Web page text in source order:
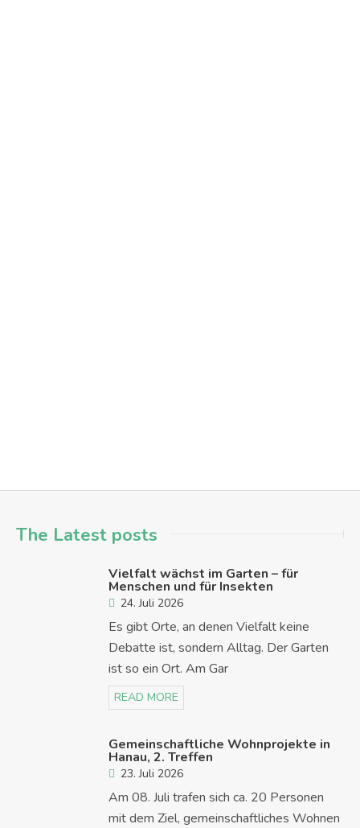
The Latest posts
Vielfalt wächst im Garten – für
Menschen und für Insekten
24. Juli 2026
Es gibt Orte, an denen Vielfalt keine
Debatte ist, sondern Alltag. Der Garten
ist so ein Ort. Am Gar
READ MORE
Gemeinschaftliche Wohnprojekte in
Hanau, 2. Treffen
23. Juli 2026
Am 08. Juli trafen sich ca. 20 Personen
mit dem Ziel, gemeinschaftliches Wohnen